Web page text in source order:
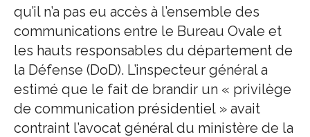
qu’il n’a pas eu accès à l’ensemble des
communications entre le Bureau Ovale et
les hauts responsables du département de
la Défense (DoD). L’inspecteur général a
estimé que le fait de brandir un « privilège
de communication présidentiel » avait
contraint l’avocat général du ministère de la